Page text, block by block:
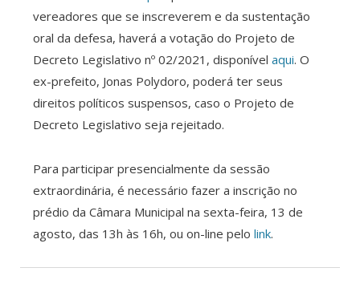
vereadores que se inscreverem e da sustentação
oral da defesa, haverá a votação do Projeto de
Decreto Legislativo nº 02/2021, disponível aqui. O
ex-prefeito, Jonas Polydoro, poderá ter seus
direitos políticos suspensos, caso o Projeto de
Decreto Legislativo seja rejeitado.
Para participar presencialmente da sessão
extraordinária, é necessário fazer a inscrição no
prédio da Câmara Municipal na sexta-feira, 13 de
agosto, das 13h às 16h, ou on-line pelo link.